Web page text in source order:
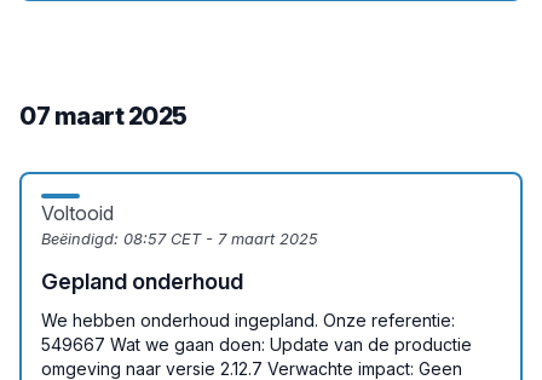
07 maart 2025
Voltooid
Beëindigd: 08:57 CET - 7 maart 2025
Gepland onderhoud
We hebben onderhoud ingepland. Onze referentie:
549667 Wat we gaan doen: Update van de productie
omgeving naar versie 2.12.7 Verwachte impact: Geen